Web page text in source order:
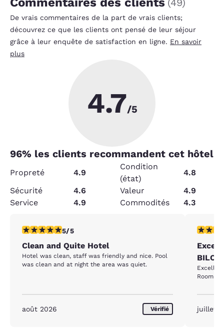
De vrais commentaires de la part de vrais clients;
découvrez ce que les clients ont pensé de leur séjour
grâce à leur enquête de satisfaction en ligne. En savoir
plus
4.7/5
96% les clients recommandent cet hôtel
Propreté 4.9
Condition
(état)
4.8
Sécurité
4.6 Valeur
4.9
Service
4.9 Commodités 4.3
5 étoiles. Exceptionnel. 1 commentaire
5/5
Clean and Quite Hotel
Hotel was clean, staff was friendly and nice. Pool
was clean and at night the area was quiet.
août 2026 Vérifié
5
Room
juillet